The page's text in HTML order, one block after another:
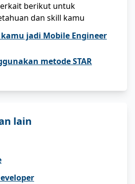
berikut untuk
dan skill kamu
jadi Mobile Engineer
metode STAR
lain